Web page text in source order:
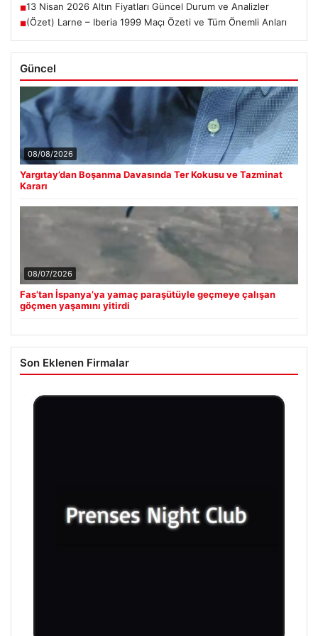
■13 Nisan 2026 Altın Fiyatları Güncel Durum ve Analizler
■(Özet) Larne – Iberia 1999 Maçı Özeti ve Tüm Önemli Anları
Güncel
08/08/2026
Yargıtay’dan Boşanma Davasında Ter Kokusu ve Tazminat
Kararı
08/07/2026
Fas’tan İspanya’ya yamaç paraşütüyle geçmeye çalışan
göçmen yaşamını yitirdi
Son Eklenen Firmalar